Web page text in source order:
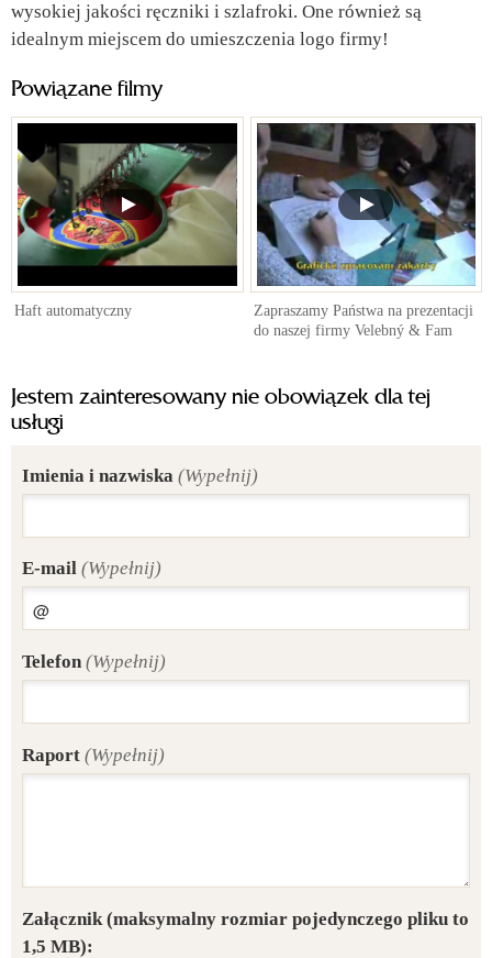
wysokiej jakości ręczniki i szlafroki. One również są
idealnym miejscem do umieszczenia logo firmy!
Powiązane filmy
Haft automatyczny
Zapraszamy Państwa na prezentacji
do naszej firmy Velebný & Fam
Jestem zainteresowany nie obowiązek dla tej
usługi
Imienia i nazwiska (Wypełnij)
E-mail (Wypełnij)
Telefon (Wypełnij)
Raport (Wypełnij)
Załącznik(maksymalny rozmiar pojedynczego pliku to
1,5 MB):